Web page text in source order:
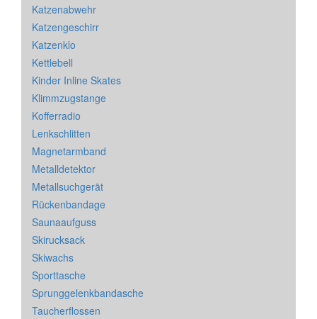
Katzenabwehr
Katzengeschirr
Katzenklo
Kettlebell
Kinder Inline Skates
Klimmzugstange
Kofferradio
Lenkschlitten
Magnetarmband
Metalldetektor
Metallsuchgerät
Rückenbandage
Saunaaufguss
Skirucksack
Skiwachs
Sporttasche
Sprunggelenkbandasche
Taucherflossen